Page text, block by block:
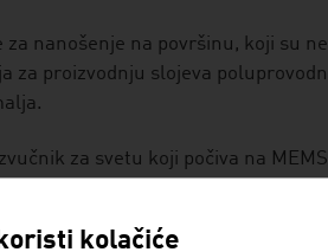
za nanošenje na površinu, koji su
za proizvodnju slojeva
za svetu koji počiva na
senzore gestikulacije i
I ODGOVORNOST
kolačiće